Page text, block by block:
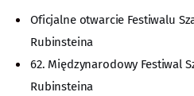
Oficjalne otwarcie Festiwalu
Rubinsteina
62. Międzynarodowy Festiwal
Rubinsteina